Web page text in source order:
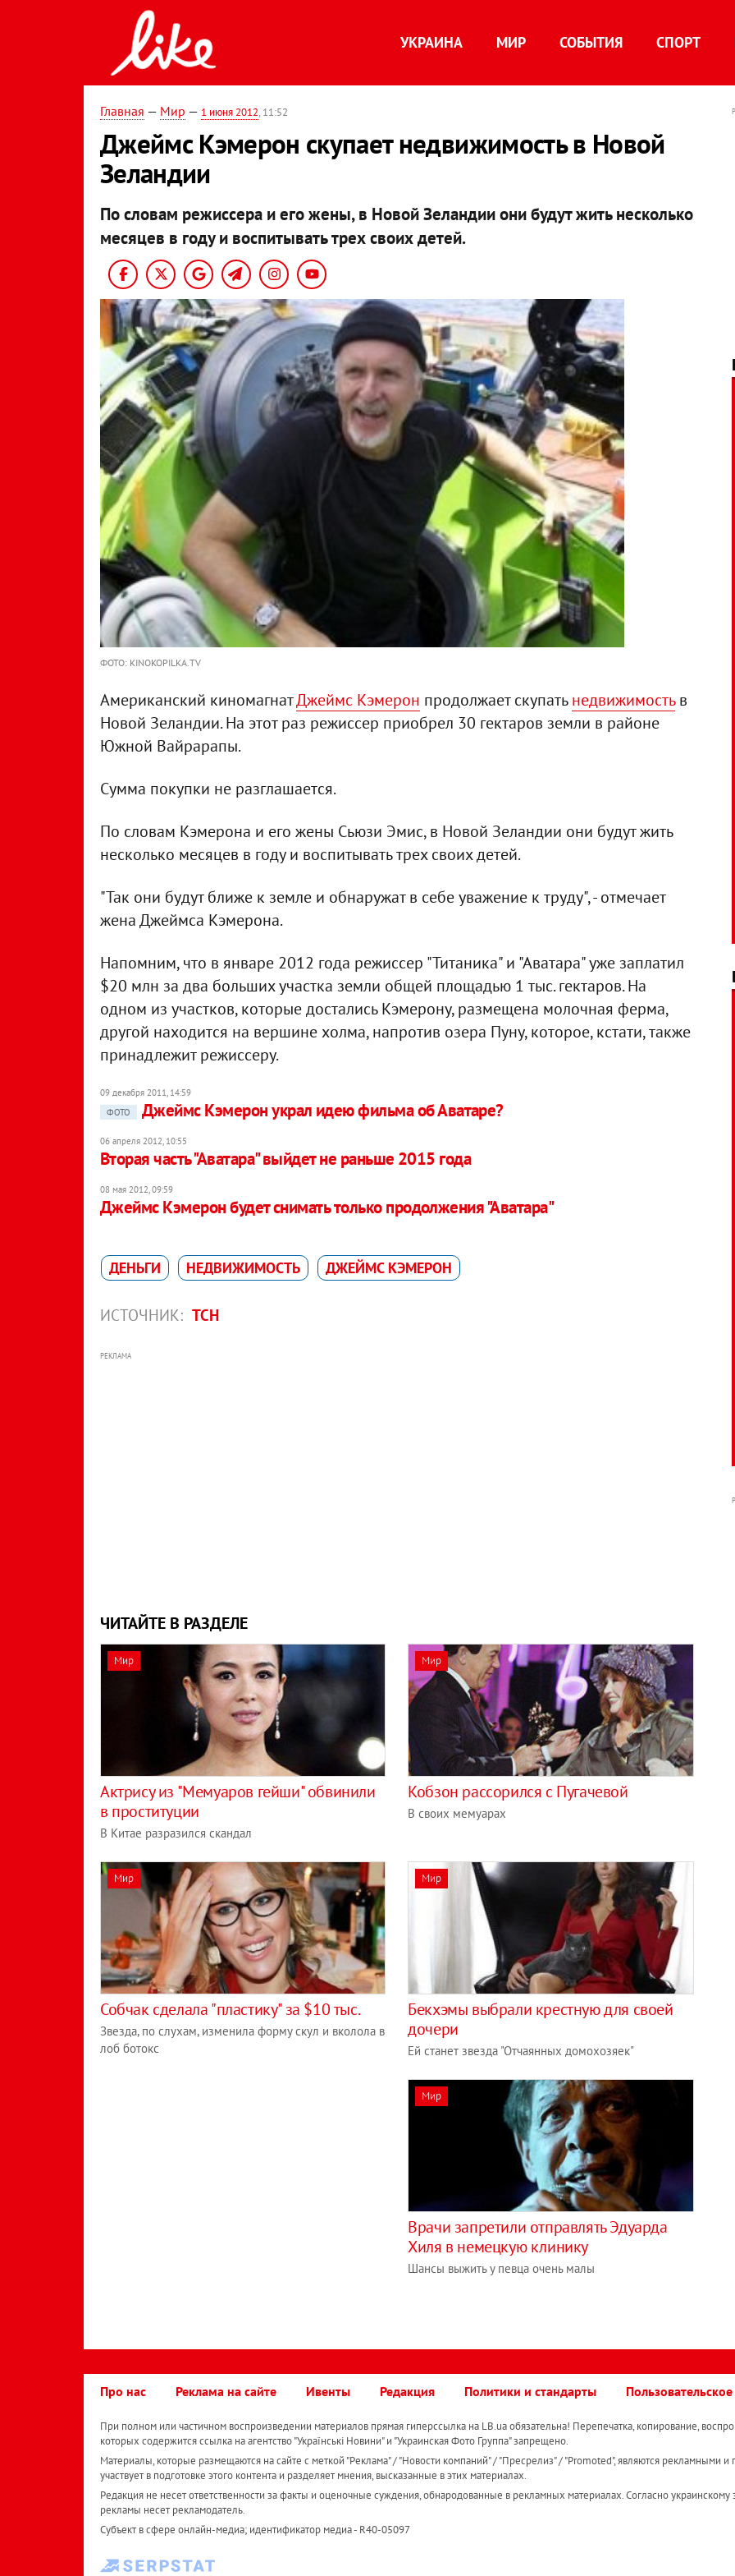
УКРАИНА МИР СОБЫТИЯ СПОРТ
Главная — Мир — 1 июня 2012, 11:52
Джеймс Кэмерон скупает недвижимость в Новой
Зеландии
По словам режиссера и его жены, в Новой Зеландии они будут жить несколько
месяцев в году и воспитывать трех своих детей.
ФОТО: KINOKOPILKA.TV
Американский киномагнатДжеймс Кэмерон продолжает скупатьнедвижимостьв
Новой Зеландии. На этот раз режиссер приобрел 30 гектаров земли в районе
Южной Вайрарапы.
Сумма покупки не разглашается.
По словам Кэмерона и его жены Сьюзи Эмис, в Новой Зеландии они будут жить
несколько месяцев в году и воспитывать трех своих детей.
"Так они будут ближе к земле и обнаружат в себе уважение к труду", - отмечает
жена Джеймса Кэмерона.
Напомним, что в январе 2012 года режиссер "Титаника" и "Аватара" уже заплатил
$20 млн за два больших участка земли общей площадью 1 тыс. гектаров. На
одном из участков, которые достались Кэмерону, размещена молочная ферма,
другой находится на вершине холма, напротив озера Пуну, которое, кстати, также
принадлежит режиссеру.
09 декабря 2011, 14:59
ФОТО
Джеймс Кэмерон украл идею фильма об Аватаре?
06 апреля 2012, 10:55
Вторая часть "Аватара" выйдет не раньше 2015 года
08 мая 2012, 09:59
Джеймс Кэмерон будет снимать только продолжения "Аватара"
ДЕНЬГИ НЕДВИЖИМОСТЬ ДЖЕЙМС КЭМЕРОН
ИСТОЧНИК: ТСН
РЕКЛАМА
ЧИТАЙТЕ В РАЗДЕЛЕ
Мир
Актрису из "Мемуаров гейши" обвинили
в проституции
В Китае разразился скандал
Мир
Кобзон рассорился с Пугачевой
В своих мемуарах
Мир
Собчак сделала "пластику" за $10 тыс.
Звезда, по слухам, изменила форму скул и вколола в
лоб ботокс
Мир
Бекхэмы выбрали крестную для своей
дочери
Ей станет звезда "Отчаянных домохозяек"
Мир
Врачи запретили отправлять Эдуарда
Хиля в немецкую клинику
Шансы выжить у певца очень малы
Про нас Реклама на сайте Ивенты Редакция Политики и стандарты
При полном или частичном воспроизведении материалов прямая гиперссылка на LB.ua обязательна! Перепечатка, копирование,
которых содержится ссылка на агентство "Українськi Новини" и "Украинская Фото Группа" запрещено.
Материалы, которые размещаются на сайте с меткой "Реклама" / "Новости компаний" / "Пресрелиз" / "Promoted", являются рекламными и
участвует в подготовке этого контента и разделяет мнения, высказанные в этих материалах.
Редакция не несет ответственности за факты и оценочные суждения, обнародованные в рекламных материалах. Согласно украинскому
рекламы несет рекламодатель.
Субъект в сфере онлайн-медиа; идентификатор медиа - R40-05097